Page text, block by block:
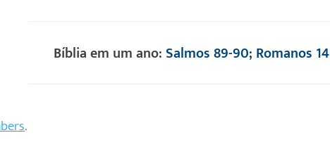
Bíblia em um ano:Salmos 89-90; Romanos 14
.